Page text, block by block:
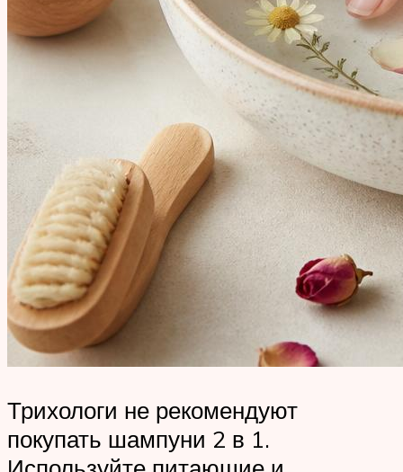
Трихологи не рекомендуют
покупать шампуни 2 в 1.